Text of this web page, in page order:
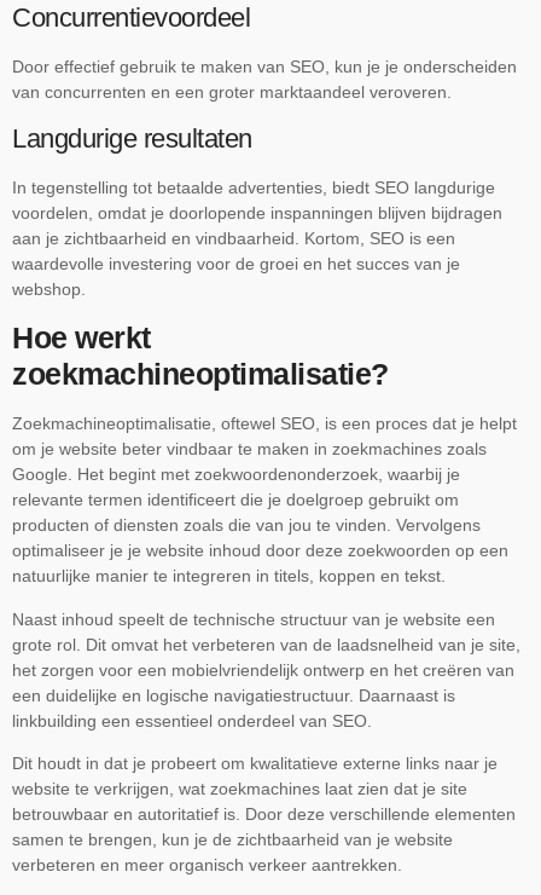
Concurrentievoordeel
Door effectief gebruik te maken van SEO, kun je je onderscheiden
van concurrenten en een groter marktaandeel veroveren.
Langdurige resultaten
In tegenstelling tot betaalde advertenties, biedt SEO langdurige
voordelen, omdat je doorlopende inspanningen blijven bijdragen
aan je zichtbaarheid en vindbaarheid. Kortom, SEO is een
waardevolle investering voor de groei en het succes van je
webshop.
Hoe werkt
zoekmachineoptimalisatie?
Zoekmachineoptimalisatie, oftewel SEO, is een proces dat je helpt
om je website beter vindbaar te maken in zoekmachines zoals
Google. Het begint met zoekwoordenonderzoek, waarbij je
relevante termen identificeert die je doelgroep gebruikt om
producten of diensten zoals die van jou te vinden. Vervolgens
optimaliseer je je website inhoud door deze zoekwoorden op een
natuurlijke manier te integreren in titels, koppen en tekst.
Naast inhoud speelt de technische structuur van je website een
grote rol. Dit omvat het verbeteren van de laadsnelheid van je site,
het zorgen voor een mobielvriendelijk ontwerp en het creëren van
een duidelijke en logische navigatiestructuur. Daarnaast is
linkbuilding een essentieel onderdeel van SEO.
Dit houdt in dat je probeert om kwalitatieve externe links naar je
website te verkrijgen, wat zoekmachines laat zien dat je site
betrouwbaar en autoritatief is. Door deze verschillende elementen
samen te brengen, kun je de zichtbaarheid van je website
verbeteren en meer organisch verkeer aantrekken.